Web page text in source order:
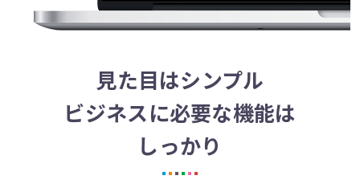
ユーザーサポート
見た目はシンプル
ビジネスに必要な機能は
しっかり